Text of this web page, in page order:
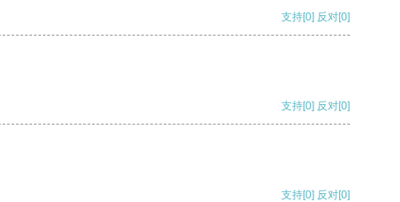
支持[0] 反对[0]
支持[0] 反对[0]
支持[0] 反对[0]